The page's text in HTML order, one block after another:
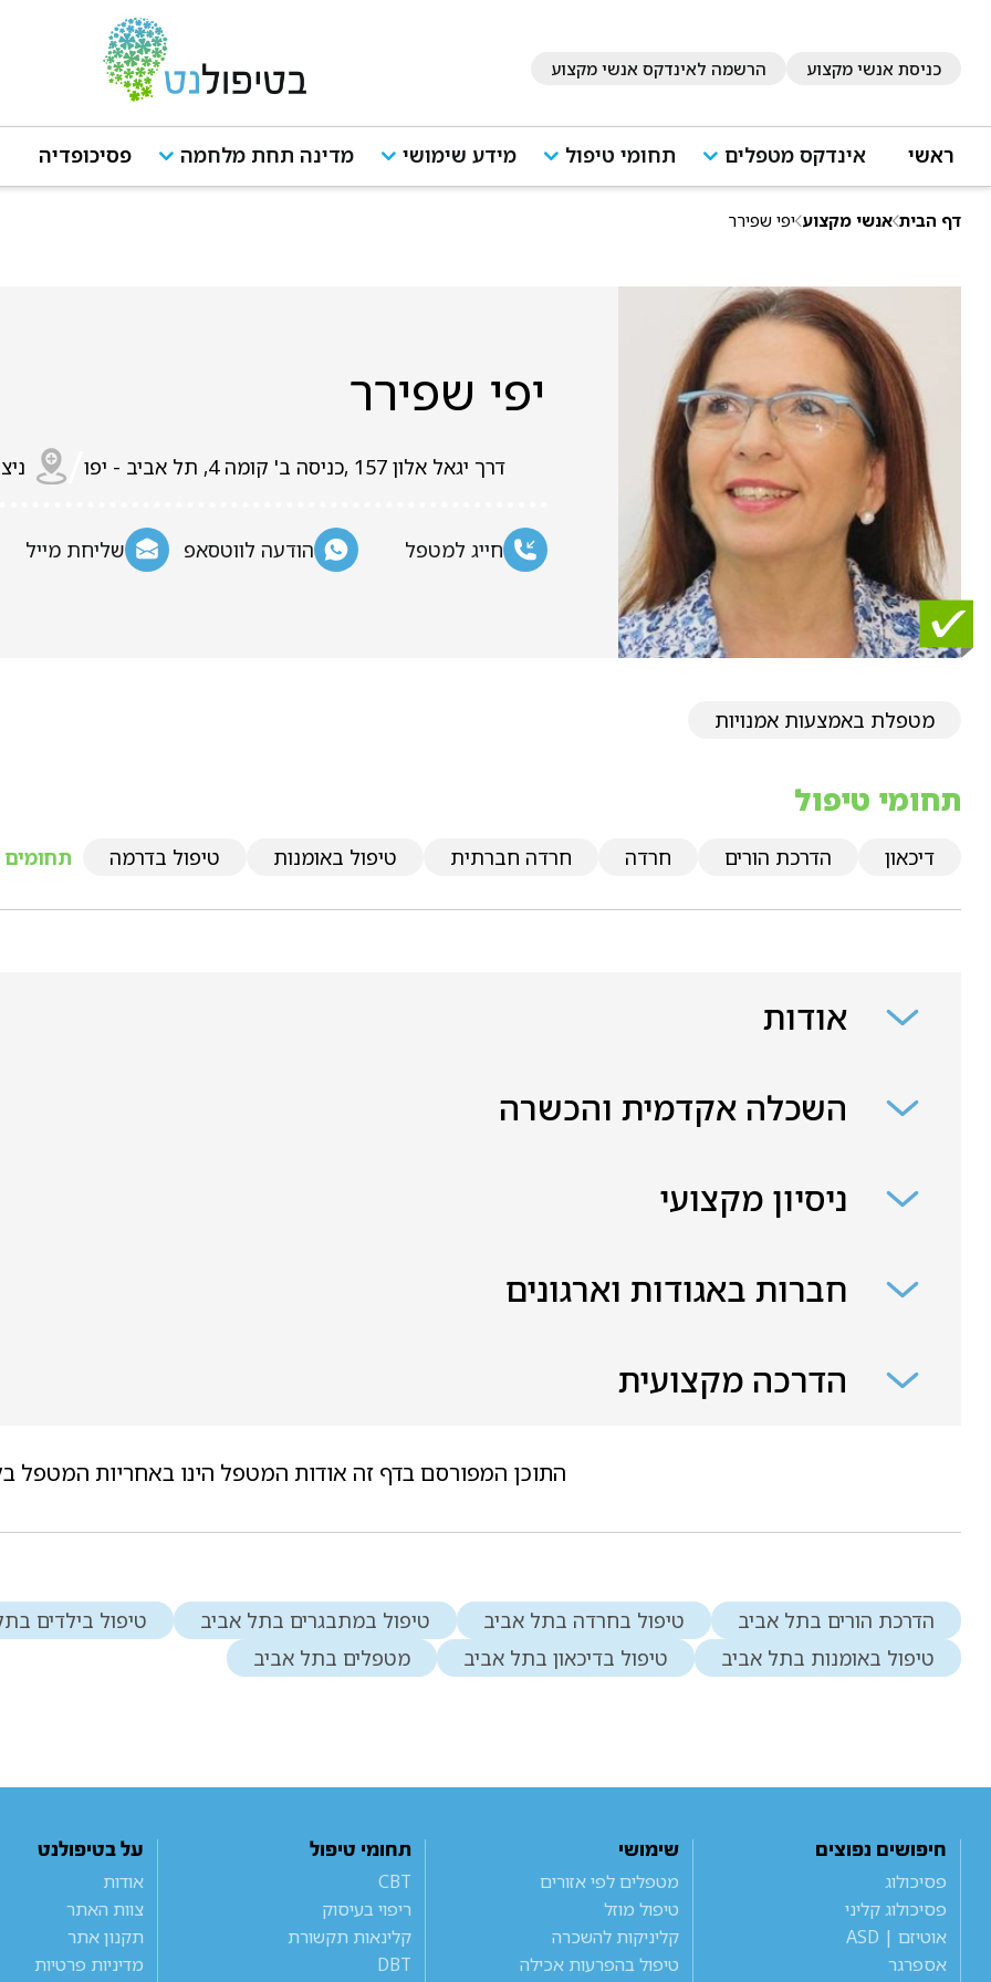
כניסת אנשי מקצוע הרשמה לאינדקס אנשי מקצוע
ראשי אינדקס מטפלים תחומי טיפול מידע שימושי מדינה תחת מלחמה פסיכופדיה
דף הבית אנשי מקצוע יפי שפירר
יפי שפירר
דרך יגאל אלון 157 ,כניסה ב' קומה 4, תל אביב - יפו
חייג למטפל הודעה לווטסאפ שליחת מייל
מטפלת באמצעות אמנויות
תחומי טיפול
דיכאון הדרכת הורים חרדה חרדה חברתית טיפול באומנות טיפול בדרמה תחומים
אודות
השכלה אקדמית והכשרה
ניסיון מקצועי
חברות באגודות וארגונים
הדרכה מקצועית
התוכן המפורסם בדף זה אודות המטפל הינו באחריות המטפל
הדרכת הורים בתל אביב טיפול בחרדה בתל אביב טיפול במתבגרים בתל אביב
טיפול בילדים
טיפול באומנות בתל אביב
טיפול בדיכאון בתל אביב מטפלים בתל אביב
חיפושים נפוצים
פסיכולוג
פסיכולוג קליני
אוטיזם | ASD
אספרגר
שימושי
מטפלים לפי אזורים
טיפול מוזל
קליניקות להשכרה
טיפול בהפרעות אכילה
תחומי טיפול
CBT
ריפוי בעיסוק
קלינאות תקשורת
DBT
על בטיפולנט
אודות
צוות האתר
תקנון אתר
מדיניות פרטיות